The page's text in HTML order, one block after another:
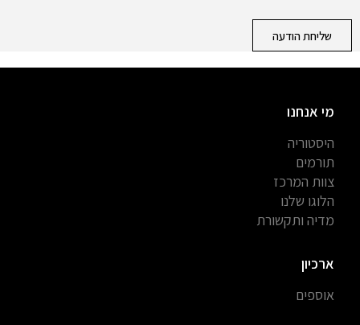
שליחת הודעה
מי אנחנו
היסטוריה
תורמים
צוות המרכז
הלוגו שלנו
מדיה ותקשורת
ארכיון
אוספים